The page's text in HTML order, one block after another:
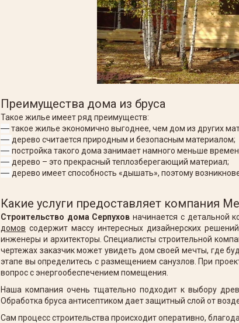
Преимущества дома из бруса
Такое жилье имеет ряд преимуществ:
—такое жилье экономично выгоднее, чем дом из других
— дерево считается природным и безопасным материалом;
— постройка такого дома занимает намного меньше
— дерево – это прекрасный теплозберегающий материал;
— дерево имеет способность «дышать», поэтому
Какие услуги предоставляет компания
Строительство дома Серпуховначинается с детальной
домов содержит массу интересных дизайнерских
инженеры и архитекторы. Специалисты строительной
чертежах заказчик может увидеть дом своей мечты, где
этапе вы определитесь с размещением санузлов. При
вопрос с энергообеспечением помещения.
Наша компания очень тщательно подходит к выбору
Обработка бруса антисептиком дает защитный слой от
Сам процесс строительства происходит оперативно,